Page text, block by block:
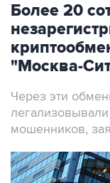
Более 20
"Москва-
Через эти
мошенников,